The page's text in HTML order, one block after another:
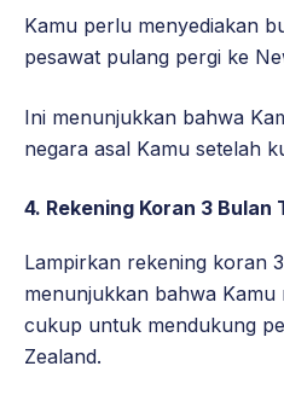
Kamu perlu menyediakan
pesawat pulang pergi ke
Ini menunjukkan bahwa
negara asal Kamu setelah
4. Rekening Koran 3 Bulan
Lampirkan rekening koran
menunjukkan bahwa Kamu
cukup untuk mendukung
Zealand.